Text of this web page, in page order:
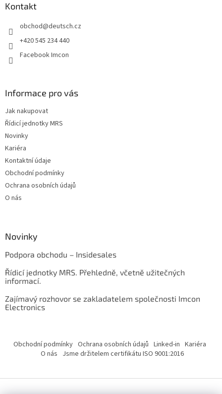
Kontakt
obchod@deutsch.cz
+420 545 234 440
Facebook Imcon
Informace pro vás
Jak nakupovat
Řídicí jednotky MRS
Novinky
Kariéra
Kontaktní údaje
Obchodní podmínky
Ochrana osobních údajů
O nás
Novinky
Podpora obchodu – Insidesales
Řídicí jednotky MRS. Přehledně, včetně užitečných
informací.
Zajímavý rozhovor se zakladatelem společnosti Imcon
Electronics
Obchodní podmínky Ochrana osobních údajů Linked-in Kariéra
O nás Jsme držitelem certifikátu ISO 9001:2016